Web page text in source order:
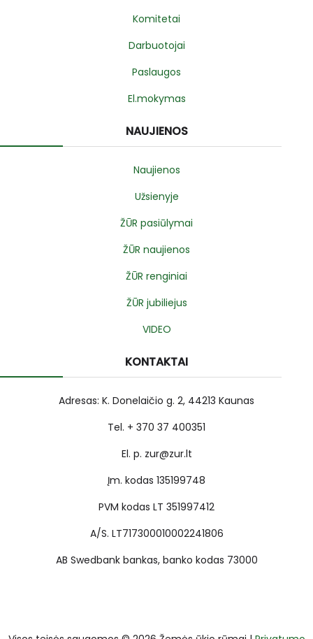
Komitetai
Darbuotojai
Paslaugos
El.mokymas
NAUJIENOS
Naujienos
Užsienyje
ŽŪR pasiūlymai
ŽŪR naujienos
ŽŪR renginiai
ŽŪR jubiliejus
VIDEO
KONTAKTAI
Adresas: K. Donelaičio g. 2, 44213 Kaunas
Tel. + 370 37 400351
El. p. zur@zur.lt
Įm. kodas 135199748
PVM kodas LT 351997412
A/S. LT717300010002241806
AB Swedbank bankas, banko kodas 73000